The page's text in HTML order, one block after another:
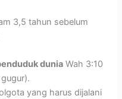
3,5 tahun sebelum
dunia Wah 3:10
yang harus dijalani